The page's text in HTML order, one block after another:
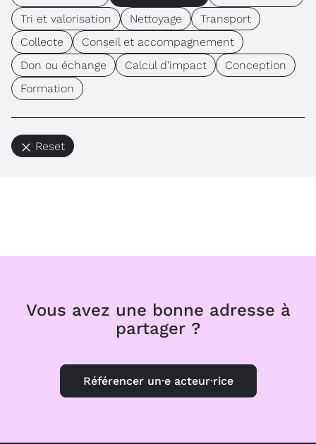
Tri et valorisation
Nettoyage
Transport
Collecte
Conseil et accompagnement
Don ou échange
Calcul d'impact
Conception
Formation
Reset
Vous avez une bonne adresse à
partager ?
Référencer un·e acteur·rice